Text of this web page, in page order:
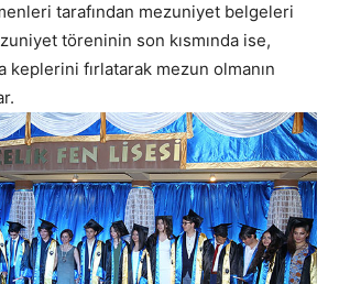
tarafından mezuniyet belgeleri
töreninin son kısmında ise,
keplerini fırlatarak mezun olmanın